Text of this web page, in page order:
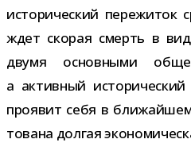
исто­ри­че­ский пере­жи­ток
ждет ско­рая смерть в
двумя основ­ными
а актив­ный
про­явит себя в
то­вана дол­гая